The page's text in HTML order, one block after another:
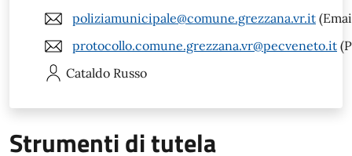
poliziamunicipale@comune.grezzana.vr.it
protocollo.comune.grezzana.vr@pecveneto.it
Cataldo Russo
Strumenti di tutela